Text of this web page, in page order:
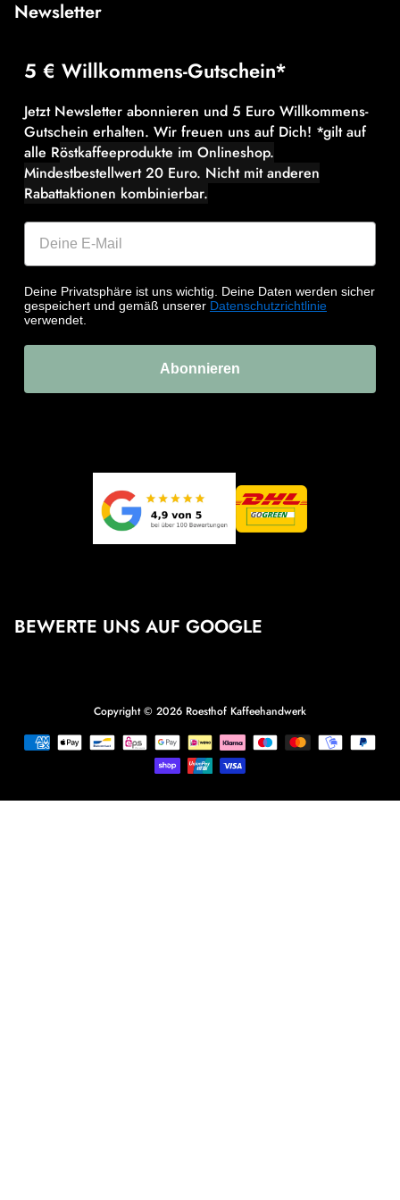
Newsletter
5 € Willkommens-Gutschein*
Jetzt Newsletter abonnieren und 5 Euro Willkommens-
Gutschein erhalten. Wir freuen uns auf Dich! *gilt auf
alle Röstkaffeeprodukte im Onlineshop.
Mindestbestellwert 20 Euro. Nicht mit anderen
Rabattaktionen kombinierbar.
Deine Privatsphäre ist uns wichtig. Deine Daten werden sicher
gespeichert und gemäß unserer Datenschutzrichtlinie
verwendet.
Abonnieren
BEWERTE UNS AUF GOOGLE
Copyright © 2026 Roesthof Kaffeehandwerk
Zahlungsmethoden